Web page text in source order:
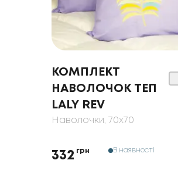
КОМПЛЕКТ
НАВОЛОЧОК ТЕП
LALY REV
Наволочки, 70x70
332 грн В наявності